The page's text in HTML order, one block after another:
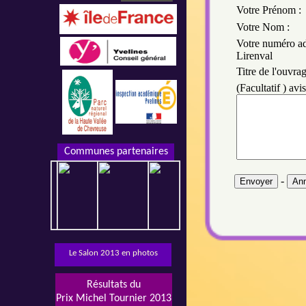
Votre Prénom :
Votre Nom :
Votre numéro
Lirenval
Titre de
(Facultatif )
-
Communes partenaires
Résultats du
Prix Michel Tournier 2013
Le Salon 2013 en photos